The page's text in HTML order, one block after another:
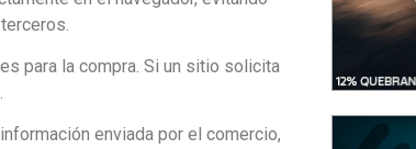
para la compra. Si un sitio solicita
enviada por el comercio,